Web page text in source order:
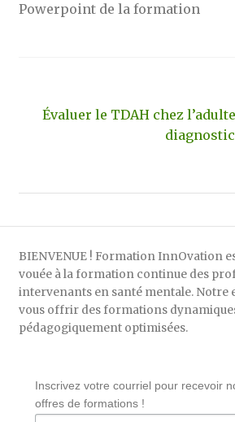
Powerpoint de la formation
Navigation
Article
Évaluer le TDAH chez
BIENVENUE ! Formation InnOvation
vouée à la formation continue des
intervenants en santé mentale. Notre
vous offrir des formations
pédagogiquement optimisées.
Inscrivez votre courriel pour recevoir
offres de formations !